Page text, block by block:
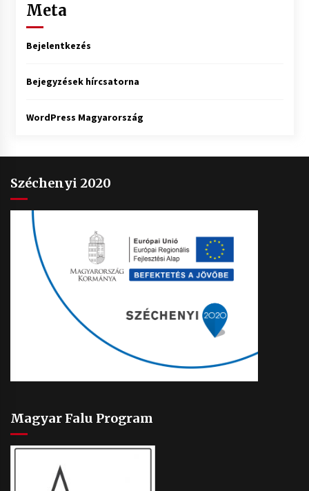
Meta
Bejelentkezés
Bejegyzések hírcsatorna
WordPress Magyarország
Széchenyi 2020
Magyar Falu Program